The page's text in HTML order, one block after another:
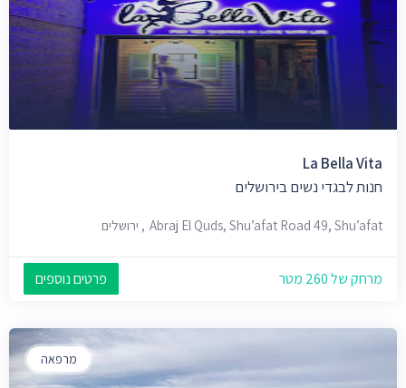
La Bella Vita
חנות לבגדי נשים בירושלים
Abraj El Quds, Shu’afat Road 49, Shu’afat, ירושלים
מרחק של 260 מטר פרטים נוספים
מרפאה